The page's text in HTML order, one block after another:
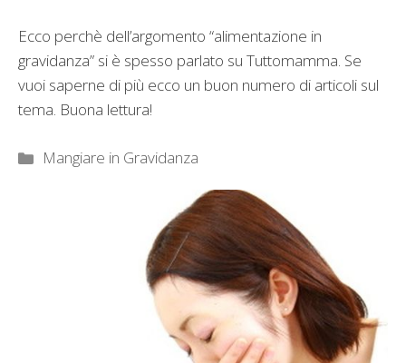
Ecco perchè dell’argomento “alimentazione in
gravidanza” si è spesso parlato su Tuttomamma. Se
vuoi saperne di più ecco un buon numero di articoli sul
tema. Buona lettura!
Categorie
Mangiare in Gravidanza